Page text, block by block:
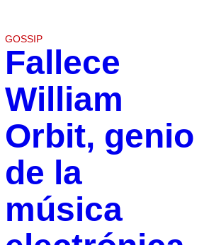
GOSSIP
Fallece
William
Orbit, genio
de la
música